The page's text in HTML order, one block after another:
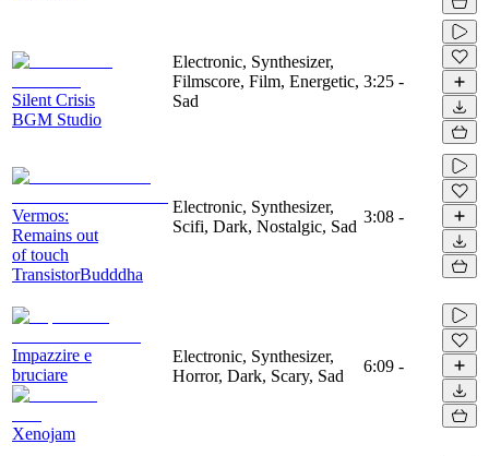
Silent Crisis
BGM Studio
Electronic, Synthesizer,
Filmscore, Film, Energetic,
Sad
3:25 -
Vermos:
Remains out
of touch
TransistorBudddha
Electronic, Synthesizer,
Scifi, Dark, Nostalgic, Sad
3:08 -
Impazzire e
bruciare
Xenojam
Electronic, Synthesizer,
Horror, Dark, Scary, Sad
6:09 -